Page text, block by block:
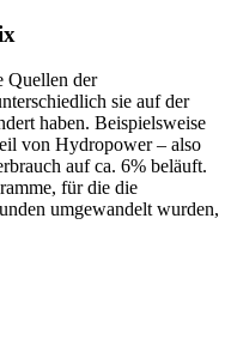
Quellen der
sie auf der
haben. Beispielsweise
von Hydropower – also
auf ca. 6% beläuft.
für die die
umgewandelt wurden,